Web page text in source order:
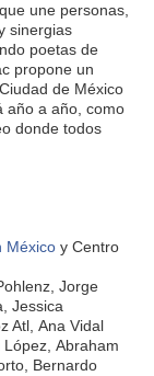
une personas,
sinergias
poetas de
propone un
de México
año a año, como
donde todos
México y Centro
Jorge
Jessica
Atl Ana Vidal
López, Abraham
Bernardo